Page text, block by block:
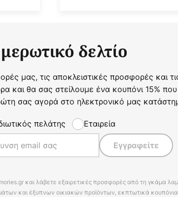
δελτίο
μας, τις αποκλειστικές προσφορές και
και θα σας στείλουμε ένα κουπόνι 15%
σας αγορά στο ηλεκτρονικό μας
πελάτης Εταιρεία
Εγγραφείτε
και λάβετε εξαιρετικές προσφορές από τη γκάμα
και έξυπνων οικιακών προϊόντων, εκπτωτικά